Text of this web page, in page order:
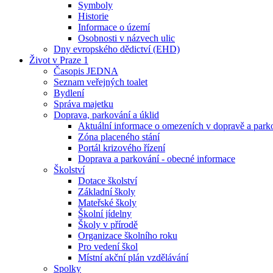
Symboly
Historie
Informace o území
Osobnosti v názvech ulic
Dny evropského dědictví (EHD)
Život v Praze 1
Časopis JEDNA
Seznam veřejných toalet
Bydlení
Správa majetku
Doprava, parkování a úklid
Aktuální informace o omezeních v dopravě a
Zóna placeného stání
Portál krizového řízení
Doprava a parkování - obecné informace
Školství
Dotace školství
Základní školy
Mateřské školy
Školní jídelny
Školy v přírodě
Organizace školního roku
Pro vedení škol
Místní akční plán vzdělávání
Spolky